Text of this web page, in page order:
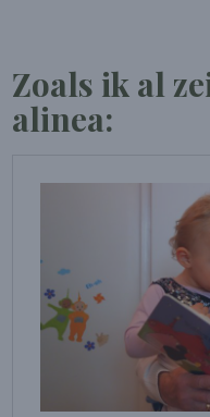
Zoals ik al
alinea: